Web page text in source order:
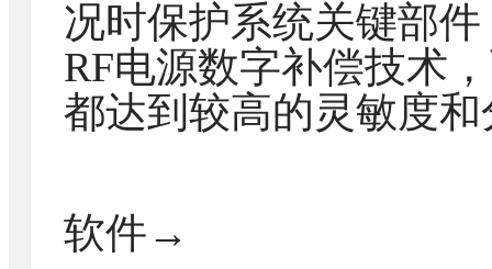
况时保护系统关键部
RF电源数字补偿技术
都达到较高的灵敏度
软件→